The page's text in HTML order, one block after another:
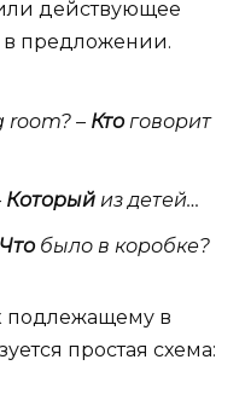
действующее
в предложении.
– Ктоговорит
Которыйиз детей…
Чтобылов коробке?
подлежащему в
простая схема: